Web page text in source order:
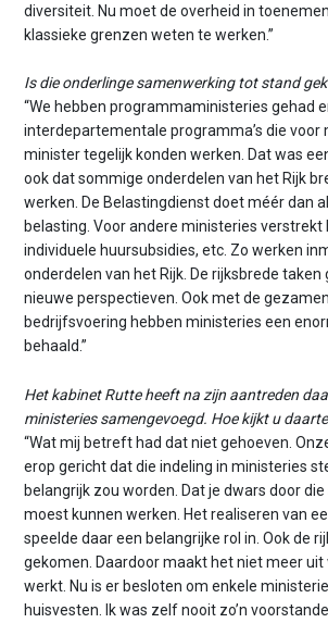
diversiteit. Nu moet de overheid in
klassieke grenzen weten te werken.”
Is die onderlinge samenwerking tot stand
“We hebben programmaministeries gehad
interdepartementale programma’s die voor
minister tegelijk konden werken. Dat was
ook dat sommige onderdelen van het Rijk
werken. De Belastingdienst doet méér dan
belasting. Voor andere ministeries verstrekt
individuele huursubsidies, etc. Zo werken
onderdelen van het Rijk. De rijksbrede
nieuwe perspectieven. Ook met de
bedrijfsvoering hebben ministeries een
behaald.”
Het kabinet Rutte heeft na zijn aantreden
ministeries samengevoegd. Hoe kijkt u
“Wat mij betreft had dat niet gehoeven.
erop gericht dat die indeling in ministeries
belangrijk zou worden. Dat je dwars door
moest kunnen werken. Het realiseren van
speelde daar een belangrijke rol in. Ook de
gekomen. Daardoor maakt het niet meer uit
werkt. Nu is er besloten om enkele
huisvesten. Ik was zelf nooit zo’n